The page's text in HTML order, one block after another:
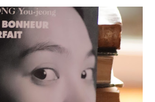
était encore exclusif du coup. On suit Hon
l'avant dernière d'une famille de
sa fille d'une manière dont on ignore
dans la ville de J, c'est tout ce que